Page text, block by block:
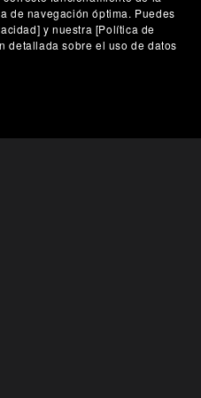
de navegación óptima. Puedes
y nuestra [Política de
detallada sobre el uso de datos